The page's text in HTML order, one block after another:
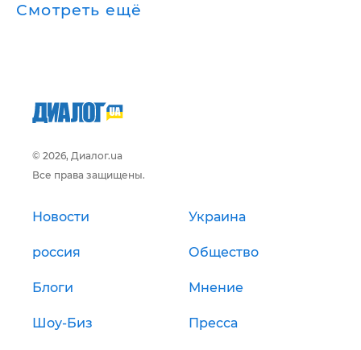
Смотреть ещё
© 2026, Диалог.ua
Все права защищены.
Новости Украина
россия Общество
Блоги Мнение
Шоу-Биз Пресса